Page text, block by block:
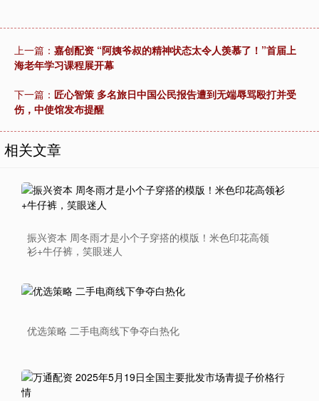
上一篇： 嘉创配资 “阿姨爷叔的精神状态太令人羡慕了！”首届上
海老年学习课程展开幕
下一篇： 匠心智策 多名旅日中国公民报告遭到无端辱骂殴打并受
伤，中使馆发布提醒
相关文章
振兴资本 周冬雨才是小个子穿搭的模版！米色印花高领
衫+牛仔裤，笑眼迷人
优选策略 二手电商线下争夺白热化